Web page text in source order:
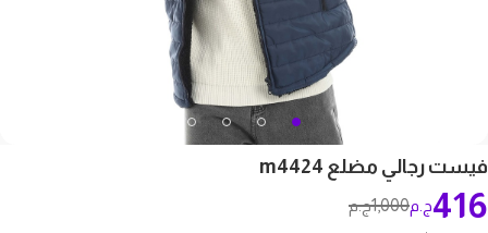
فيست رجالي مضلع m4424
1,000ج.م 416ج.م